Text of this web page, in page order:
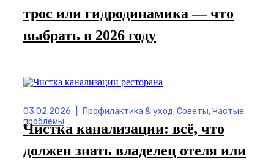
трос или гидродинамика — что
выбрать в 2026 году
03.02.2026 Профилактика & уход,Советы,Частые
проблемы
Чистка канализации: всё, что
должен знать владелец отеля или